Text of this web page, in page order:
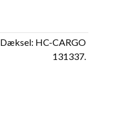
Dæksel: HC-CARGO
131337.